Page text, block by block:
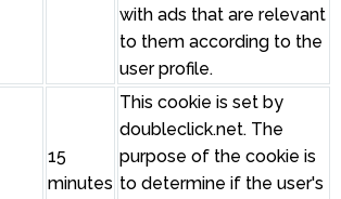
with ads that are relevant
to them according to the
user profile.
15
minutes
This cookie is set by
doubleclick.net. The
purpose of the cookie is
to determine if the user's